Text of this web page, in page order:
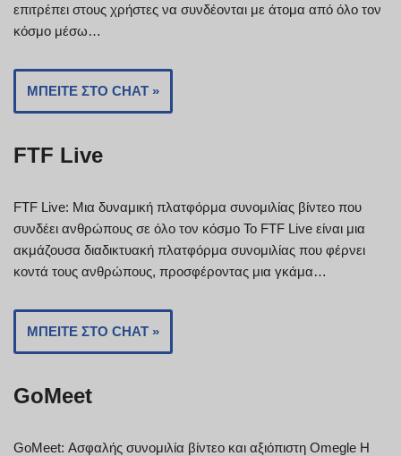
επιτρέπει στους χρήστες να συνδέονται με άτομα από όλο τον
κόσμο μέσω…
ΜΠΕΊΤΕ ΣΤΟ CHAT »
FTF Live
FTF Live: Μια δυναμική πλατφόρμα συνομιλίας βίντεο που
συνδέει ανθρώπους σε όλο τον κόσμο Το FTF Live είναι μια
ακμάζουσα διαδικτυακή πλατφόρμα συνομιλίας που φέρνει
κοντά τους ανθρώπους, προσφέροντας μια γκάμα…
ΜΠΕΊΤΕ ΣΤΟ CHAT »
GoMeet
GoMeet: Ασφαλής συνομιλία βίντεο και αξιόπιστη Omegle Η